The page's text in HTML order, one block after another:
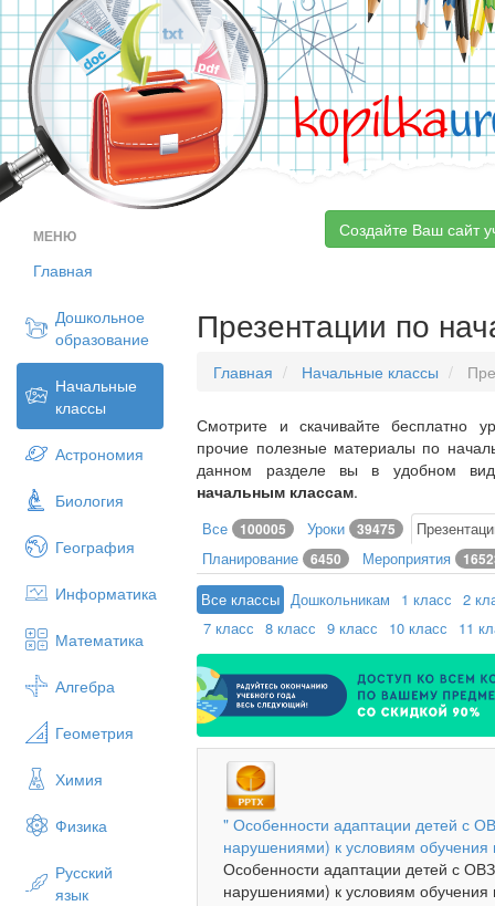
kopilka
МЕНЮ
Главная
Дошкольное
образование
Начальные
классы
Астрономия
Биология
География
Информатика
Математика
Алгебра
Геометрия
Химия
Физика
Русский
язык
Создайте Ваш сайт
Презентации по
Главная Начальные классы
Смотрите и скачивайте бесплатно
прочие полезные материалы по
данном разделе вы в удобном
начальным классам.
Все 100005 Уроки 39475
Планирование 6450 Мероприятия
Все классы Дошкольникам 1 класс 2
7 класс 8 класс 9 класс 10 класс 11
" Особенности адаптации детей с
нарушениями) к условиям обучения
Особенности адаптации детей с
нарушениями) к условиям обучения